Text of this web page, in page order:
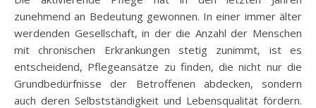
zunehmend an Bedeutung gewonnen. In einer immer älter
werdenden Gesellschaft, in der die Anzahl der Menschen
mit chronischen Erkrankungen stetig zunimmt, ist es
entscheidend, Pflegeansätze zu finden, die nicht nur die
Grundbedürfnisse der Betroffenen abdecken, sondern
auch deren Selbstständigkeit und Lebensqualität fördern.